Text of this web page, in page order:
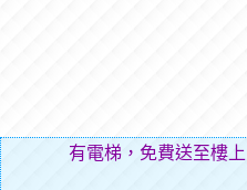
有電梯，免費送至樓